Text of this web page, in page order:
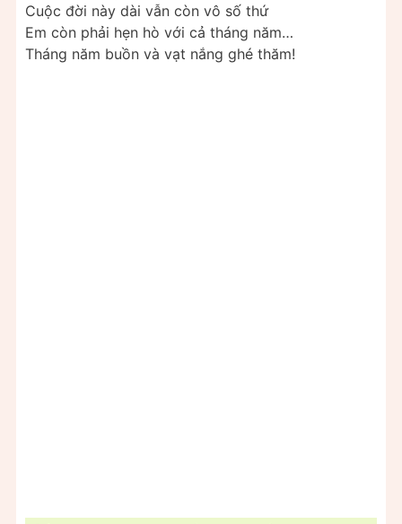
Cuộc đời này dài vẫn còn vô số thứ
Em còn phải hẹn hò với cả tháng năm…
Tháng năm buồn và vạt nắng ghé thăm!